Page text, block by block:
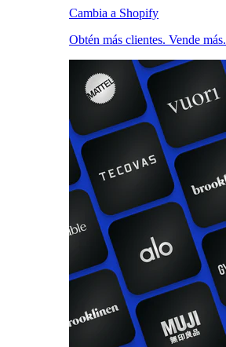
Cambia a Shopify
Obtén más clientes. Vende más.